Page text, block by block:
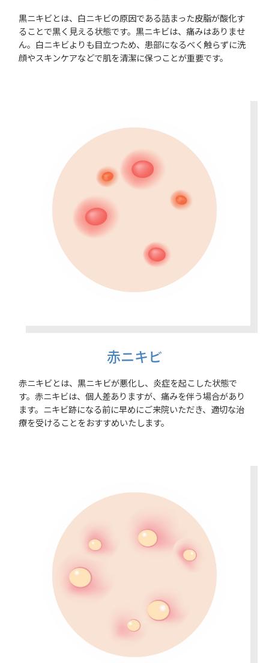
黒ニキビとは、白ニキビの原因である詰まった皮脂が酸化す
ることで黒く見える状態です。黒ニキビは、痛みはありませ
ん。白ニキビよりも目立つため、患部になるべく触らずに洗
顔やスキンケアなどで肌を清潔に保つことが重要です。
赤ニキビ
赤ニキビとは、黒ニキビが悪化し、炎症を起こした状態で
す。赤ニキビは、個人差ありますが、痛みを伴う場合があり
ます。ニキビ跡になる前に早めにご来院いただき、適切な治
療を受けることをおすすめいたします。